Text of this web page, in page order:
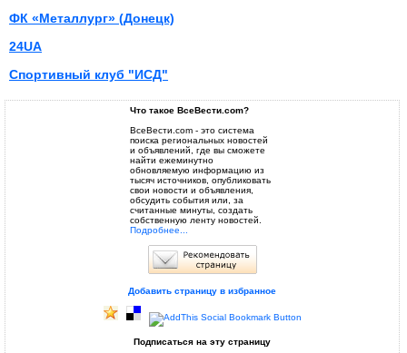
ФК «Металлург» (Донецк)
24UA
Спортивный клуб "ИСД"
Что такое ВсеВести.com?
ВсеВести.com - это система
поиска региональных новостей
и объявлений, где вы сможете
найти ежеминутно
обновляемую информацию из
тысяч источников, опубликовать
свои новости и объявления,
обсудить события или, за
считанные минуты, создать
собственную ленту новостей.
Подробнее...
Добавить страницу в избранное
Подписаться на эту страницу